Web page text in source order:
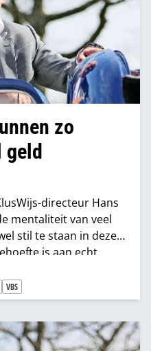
zo
geld
directeur Hans
mentaliteit van veel
stil te staan in deze
is aan echt
de consument
wat hij verwacht, dat is
is het helemaal niet,
VBS